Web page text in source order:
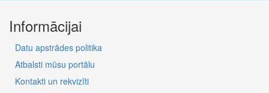
Informācijai
Datu apstrādes politika
Atbalsti mūsu portālu
Kontakti un rekvizīti